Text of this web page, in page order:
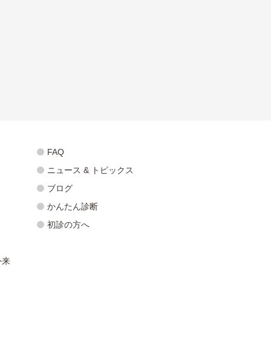
来
FAQ
ニュース & トピックス
ブログ
かんたん診断
初診の方へ